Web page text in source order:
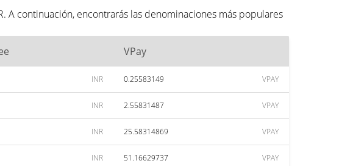
A continuación, encontrarás las denominaciones más populares
VPay
INR 0.25583149 VPAY
INR 2.55831487 VPAY
INR 25.58314869 VPAY
INR 51.16629737 VPAY